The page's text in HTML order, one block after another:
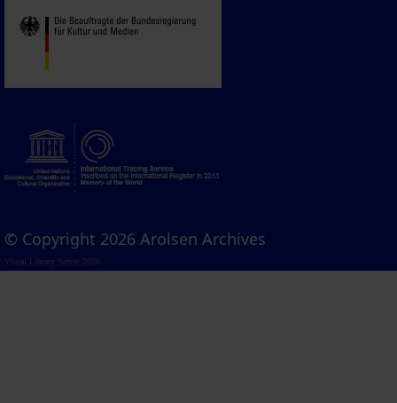
© Copyright 2026 Arolsen Archives
Visual Library Server 2026